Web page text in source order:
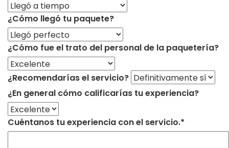
¿Cómo llegó tu paquete?
¿Cómo fue el trato del personal de la paquetería?
¿Recomendarías el servicio?
¿En general cómo calificarías tu experiencia?
Cuéntanos tu experiencia con el servicio.*